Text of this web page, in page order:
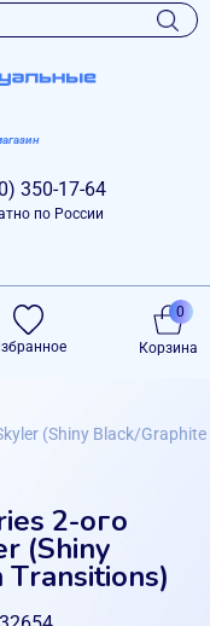
350-17-64
по России
Корзина
0
(Shiny Black/
2-ого
(Shiny